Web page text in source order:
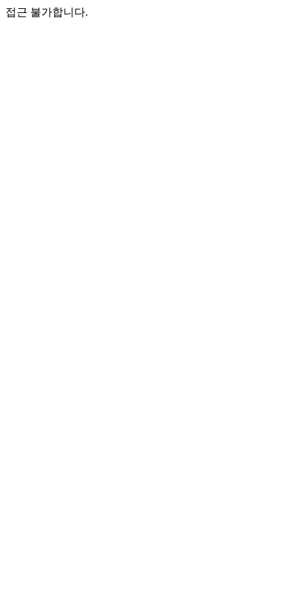
접근 불가합니다.